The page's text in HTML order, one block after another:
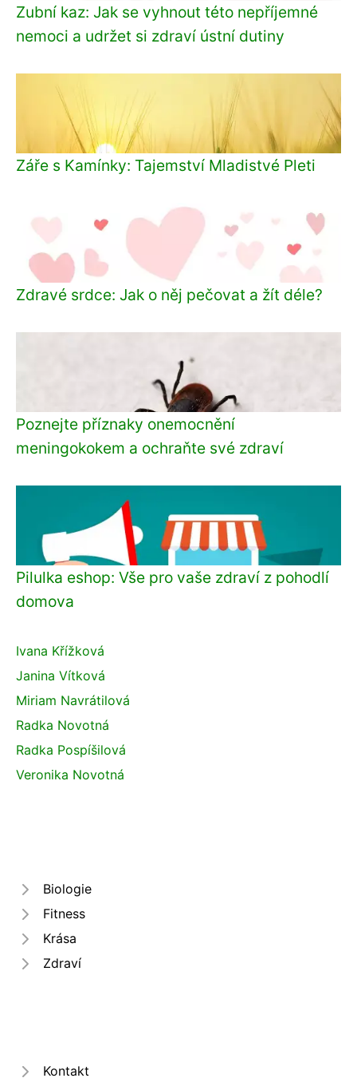
Zubní kaz: Jak se vyhnout této nepříjemné
nemoci a udržet si zdraví ústní dutiny
Záře s Kamínky: Tajemství Mladistvé Pleti
Zdravé srdce: Jak o něj pečovat a žít déle?
Poznejte příznaky onemocnění
meningokokem a ochraňte své zdraví
Pilulka eshop: Vše pro vaše zdraví z pohodlí
domova
Ivana Křížková
Janina Vítková
Miriam Navrátilová
Radka Novotná
Radka Pospíšilová
Veronika Novotná
Biologie
Fitness
Krása
Zdraví
Kontakt